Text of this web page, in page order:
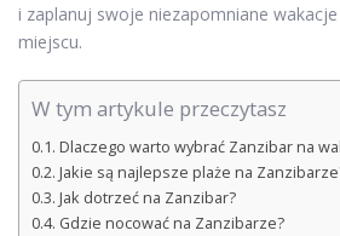
i zaplanuj swoje niezapomniane
miejscu.
W tym artykule przeczytasz
Dlaczego warto wybrać Zanzibar na
Jakie są najlepsze plaże na
Jak dotrzeć na Zanzibar?
Gdzie nocować na Zanzibarze?